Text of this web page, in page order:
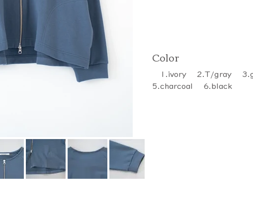
Color
1.ivory 2.T/gray
5.charcoal 6.black